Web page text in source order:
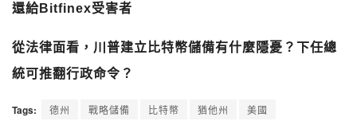
還給Bitfinex受害者
從法律面看，川普建立比特幣儲備有什麼隱憂？下任總
統可推翻行政命令？
Tags: 德州 戰略儲備 比特幣 猶他州 美國